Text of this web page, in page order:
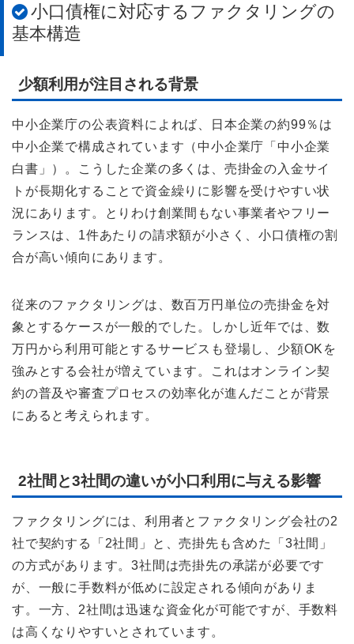
小口債権に対応するファクタリングの
基本構造
少額利用が注目される背景
中小企業庁の公表資料によれば、日本企業の約99％は
中小企業で構成されています（中小企業庁「中小企業
白書」）。こうした企業の多くは、売掛金の入金サイ
トが長期化することで資金繰りに影響を受けやすい状
況にあります。とりわけ創業間もない事業者やフリー
ランスは、1件あたりの請求額が小さく、小口債権の割
合が高い傾向にあります。
従来のファクタリングは、数百万円単位の売掛金を対
象とするケースが一般的でした。しかし近年では、数
万円から利用可能とするサービスも登場し、少額OKを
強みとする会社が増えています。これはオンライン契
約の普及や審査プロセスの効率化が進んだことが背景
にあると考えられます。
2社間と3社間の違いが小口利用に与える影響
ファクタリングには、利用者とファクタリング会社の2
社で契約する「2社間」と、売掛先も含めた「3社間」
の方式があります。3社間は売掛先の承諾が必要です
が、一般に手数料が低めに設定される傾向がありま
す。一方、2社間は迅速な資金化が可能ですが、手数料
は高くなりやすいとされています。